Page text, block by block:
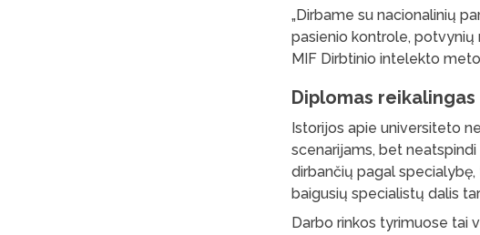
„Dirbame su nacionalinių
pasienio kontrole, potvynių
MIF Dirbtinio intelekto
Diplomas reikalingas
Istorijos apie universiteto
scenarijams, bet
dirbančių pagal
baigusių specialistų dalis
Darbo rinkos tyrimuose tai